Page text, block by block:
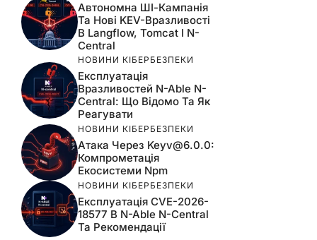
Автономна ШІ-Кампанія
Та Нові KEV-Вразливості
В Langflow, Tomcat І N-
Central
НОВИНИ КІБЕРБЕЗПЕКИ
Експлуатація
Вразливостей N-Able N-
Central: Що Відомо Та Як
Реагувати
НОВИНИ КІБЕРБЕЗПЕКИ
Атака Через Keyv@6.0.0:
Компрометація
Екосистеми Npm
НОВИНИ КІБЕРБЕЗПЕКИ
Експлуатація CVE-2026-
18577 В N-Able N-Central
Та Рекомендації